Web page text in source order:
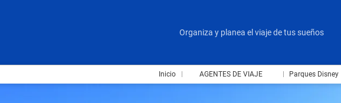
Organiza y planea el viaje de tus sueños
Inicio AGENTES DE VIAJE Parques Disney